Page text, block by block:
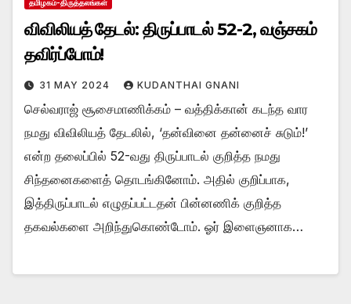
தமிழகம்-திருத்தலங்கள்
விவிலியத் தேடல்: திருப்பாடல் 52-2, வஞ்சகம்
தவிர்ப்போம்!
31 MAY 2024 KUDANTHAI GNANI
செல்வராஜ் சூசைமாணிக்கம் – வத்திக்கான் கடந்த வார
நமது விவிலியத் தேடலில், ‘தன்வினை தன்னைச் சுடும்!’
என்ற தலைப்பில் 52-வது திருப்பாடல் குறித்த நமது
சிந்தனைகளைத் தொடங்கினோம். அதில் குறிப்பாக,
இத்திருப்பாடல் எழுதப்பட்டதன் பின்னணிக் குறித்த
தகவல்களை அறிந்துகொண்டோம். ஓர் இளைஞனாக…